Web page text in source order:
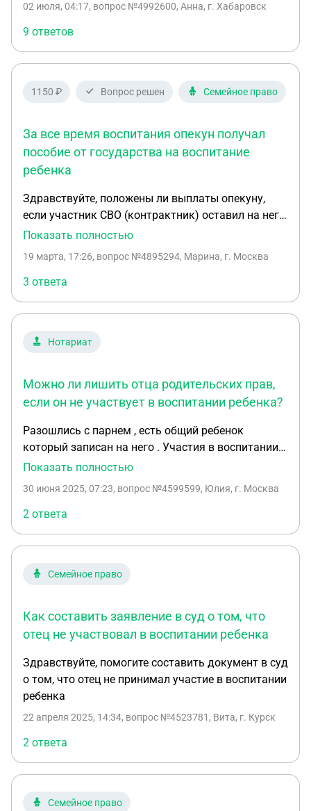
02 июля, 04:17, вопрос №4992600, Анна, г. Хабаровск
9 ответов
1150 ₽ Вопрос решен Семейное право
За все время воспитания опекун получал
пособие от государства на воспитание
ребенка
Здравствуйте, положены ли выплаты опекуну,
если участник СВО (контрактник) оставил на него
завещание? За все время воспитания опекун
ребенка. На протяжение восьми лет опекун лечил
ребенка, возил два раза в год на обследование в
областную больницу.
Показать полностью
19 марта, 17:26, вопрос №4895294, Марина, г. Москва
3 ответа
Нотариат
Можно ли лишить отца родительских прав,
если он не участвует в воспитании ребенка?
Разошлись с парнем , есть общий ребенок
который записан на него . Участия в воспитании
не какого не принимает , я сама уже сошлась с
Есть ли какая то вероятность лишить его
род.прав , чтобы не мы не он не как не касались
друг с другом . ?
Показать полностью
30 июня 2025, 07:23, вопрос №4599599, Юлия, г. Москва
2 ответа
Семейное право
Как составить заявление в суд о том, что
отец не участвовал в воспитании ребенка
Здравствуйте, помогите составить документ в суд
о том, что отец не принимал участие в воспитании
ребенка
22 апреля 2025, 14:34, вопрос №4523781, Вита, г. Курск
2 ответа
Семейное право